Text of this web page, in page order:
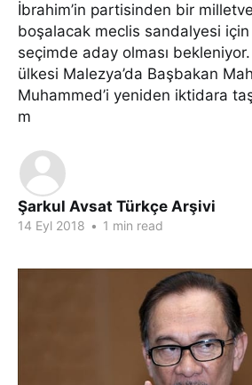
İbrahim’in partisinden bir
boşalacak meclis sandalyesi için
seçimde aday olması
ülkesi Malezya’da Başbakan
Muhammed’i yeniden iktidara
m
Şarkul Avsat Türkçe Arşivi
14 Eyl 2018 • 1 min read